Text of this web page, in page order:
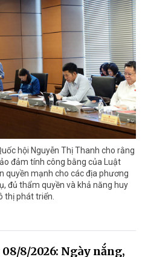
hội Nguyễn Thị Thanh cho rằng
đảm tính công bằng của Luật
quyền mạnh cho các địa phương
đủ thẩm quyền và khả năng huy
thị phát triển.
8/2026: Ngày nắng,